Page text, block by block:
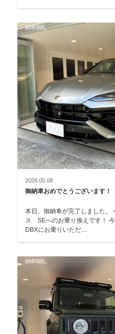
納車御礼
2026.05.08
御納車おめでとうございます！
本日、御納車が完了しました。 今回は、ランボルギーニ ウル
ス SEへのお乗り換えです！ 今までは、アストンマーティン
DBXにお乗りいただ…
納車御礼